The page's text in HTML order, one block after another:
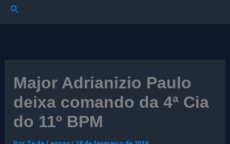
Pesquisar
Major Adrianizio Paulo
deixa comando da 4ª Cia
do 11º BPM